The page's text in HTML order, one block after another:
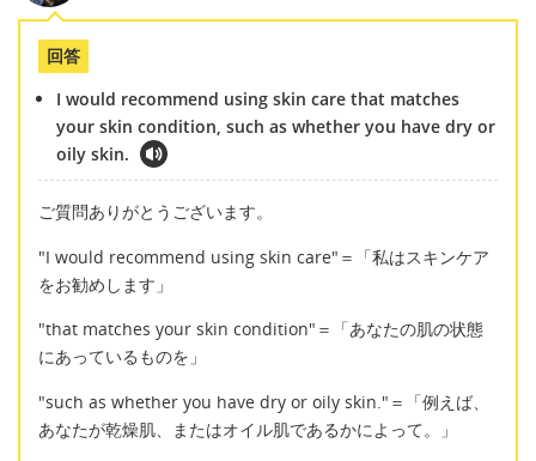
回答
I would recommend using skin care that matches
your skin condition, such as whether you have dry or
oily skin.
ご質問ありがとうございます。
"I would recommend using skin care"＝「私はスキンケア
をお勧めします」
"that matches your skin condition"＝「あなたの肌の状態
にあっているものを」
"such as whether you have dry or oily skin."＝「例えば、
あなたが乾燥肌、またはオイル肌であるかによって。」